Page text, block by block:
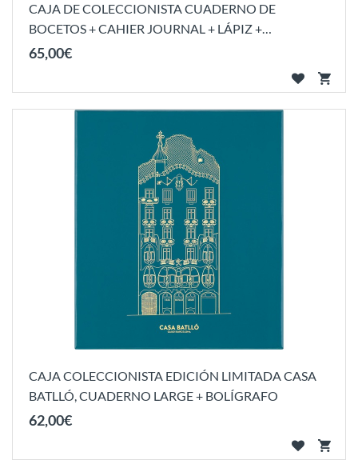
CAJA DE COLECCIONISTA CUADERNO DE
BOCETOS + CAHIER JOURNAL + LÁPIZ +
AFILADOR...
65,00€
CAJA COLECCIONISTA EDICIÓN LIMITADA CASA
BATLLÓ, CUADERNO LARGE + BOLÍGRAFO
62,00€